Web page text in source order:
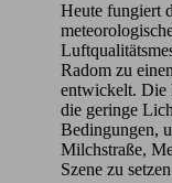
Heute fungiert
Radom zu
entwickelt. Die
die geringe
Bedingungen,
Milchstraße,
Szene zu